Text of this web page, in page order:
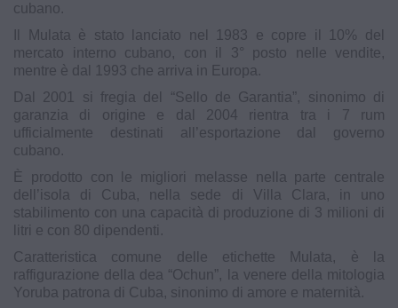
cubano.
Il Mulata è stato lanciato nel 1983 e copre il 10% del
mercato interno cubano, con il 3° posto nelle vendite,
mentre è dal 1993 che arriva in Europa.
Dal 2001 si fregia del “Sello de Garantia”, sinonimo di
garanzia di origine e dal 2004 rientra tra i 7 rum
ufficialmente destinati all’esportazione dal governo
cubano.
È prodotto con le migliori melasse nella parte centrale
dell’isola di Cuba, nella sede di Villa Clara, in uno
stabilimento con una capacità di produzione di 3 milioni di
litri e con 80 dipendenti.
Caratteristica comune delle etichette Mulata, è la
raffigurazione della dea “Ochun”, la venere della mitologia
Yoruba patrona di Cuba, sinonimo di amore e maternità.